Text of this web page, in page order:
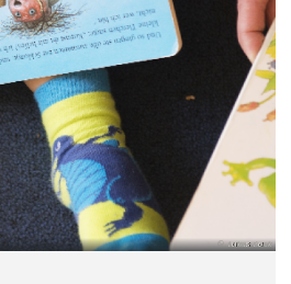
Lukas Beck